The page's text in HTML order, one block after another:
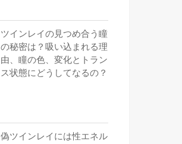
ツインレイの見つめ合う瞳
の秘密は？吸い込まれる理
由、瞳の色、変化とトラン
ス状態にどうしてなるの？
偽ツインレイには性エネル